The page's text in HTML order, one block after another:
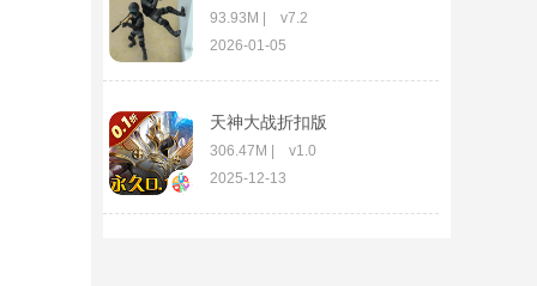
93.93M | v7.2
2026-01-05
天神大战折扣版
306.47M | v1.0
2025-12-13